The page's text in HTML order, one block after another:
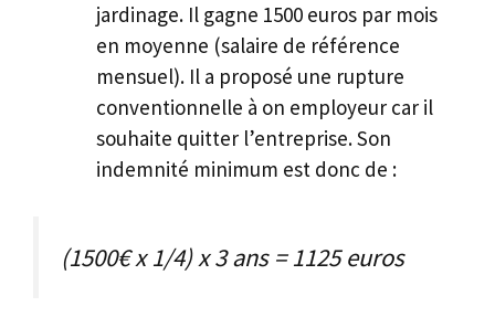
jardinage. Il gagne 1500 euros par mois
en moyenne (salaire de référence
mensuel). Il a proposé une rupture
conventionnelle à on employeur car il
souhaite quitter l’entreprise. Son
indemnité minimum est donc de :
(1500€ x 1/4) x 3 ans = 1125 euros